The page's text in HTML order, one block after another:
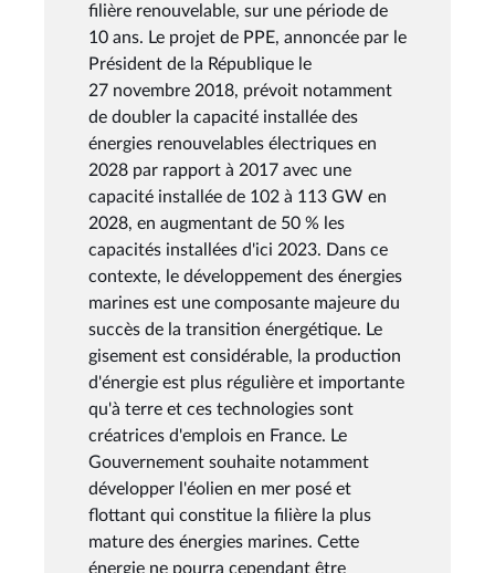
filière renouvelable, sur une période de
10 ans. Le projet de PPE, annoncée par le
Président de la République le
27 novembre 2018, prévoit notamment
de doubler la capacité installée des
énergies renouvelables électriques en
2028 par rapport à 2017 avec une
capacité installée de 102 à 113 GW en
2028, en augmentant de 50 % les
capacités installées d'ici 2023. Dans ce
contexte, le développement des énergies
marines est une composante majeure du
succès de la transition énergétique. Le
gisement est considérable, la production
d'énergie est plus régulière et importante
qu'à terre et ces technologies sont
créatrices d'emplois en France. Le
Gouvernement souhaite notamment
développer l'éolien en mer posé et
flottant qui constitue la filière la plus
mature des énergies marines. Cette
énergie ne pourra cependant être